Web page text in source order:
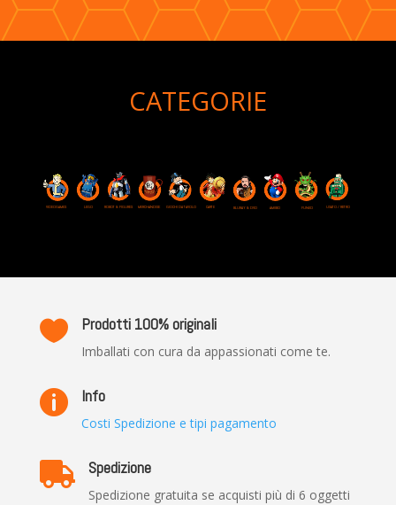
CATEGORIE
VIDEOGAMES LEGO ROBOT & FIGURES MERCHANDISE GIOCHI DA TAVOLO CARTE BLURAY & DVD AMIIBO FUNKO USATO / RETRO
 Prodotti 100% originali
Imballati con cura da appassionati come te.
 Info
Costi Spedizione e tipi pagamento
 Spedizione
Spedizione gratuita se acquisti più di 6 oggetti